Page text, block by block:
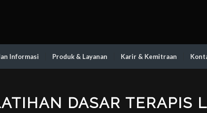
Informasi Produk & Layanan Karir & Kemitraan
DASAR TERAPIS